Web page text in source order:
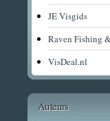
JE Visgids
Raven Fishing
VisDeal.nl
Auteurs